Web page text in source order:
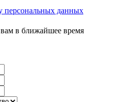
персональных данных
в ближайшее время